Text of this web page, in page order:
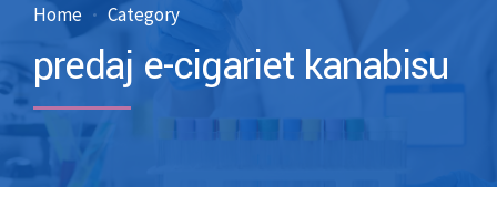
Home Category
predaj e-cigariet kanabisu